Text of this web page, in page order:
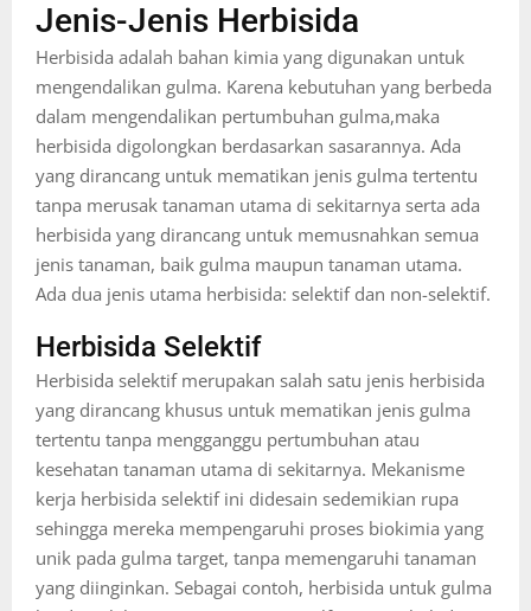
Jenis-Jenis Herbisida
Herbisida adalah bahan kimia yang digunakan untuk
mengendalikan gulma. Karena kebutuhan yang berbeda
dalam mengendalikan pertumbuhan gulma,maka
herbisida digolongkan berdasarkan sasarannya. Ada
yang dirancang untuk mematikan jenis gulma tertentu
tanpa merusak tanaman utama di sekitarnya serta ada
herbisida yang dirancang untuk memusnahkan semua
jenis tanaman, baik gulma maupun tanaman utama.
Ada dua jenis utama herbisida: selektif dan non-selektif.
Herbisida Selektif
Herbisida selektif merupakan salah satu jenis herbisida
yang dirancang khusus untuk mematikan jenis gulma
tertentu tanpa mengganggu pertumbuhan atau
kesehatan tanaman utama di sekitarnya. Mekanisme
kerja herbisida selektif ini didesain sedemikian rupa
sehingga mereka mempengaruhi proses biokimia yang
unik pada gulma target, tanpa memengaruhi tanaman
yang diinginkan. Sebagai contoh, herbisida untuk gulma